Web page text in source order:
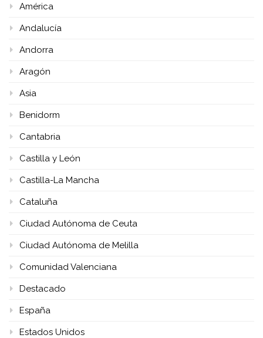
América
Andalucía
Andorra
Aragón
Asia
Benidorm
Cantabria
Castilla y León
Castilla-La Mancha
Cataluña
Ciudad Autónoma de Ceuta
Ciudad Autónoma de Melilla
Comunidad Valenciana
Destacado
España
Estados Unidos